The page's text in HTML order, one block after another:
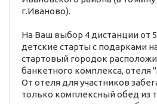
г.Иваново).
На Ваш выбор 4 дистанции от
детские старты с подарками
стартовый городок
банкетного комплекса, отеля
От отеля для участников
только комплексный обед из